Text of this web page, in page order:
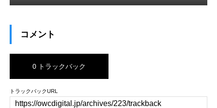
コメント
0 トラックバック
トラックバックURL